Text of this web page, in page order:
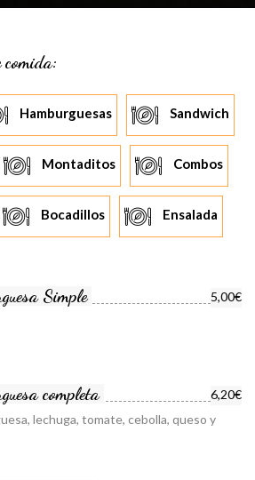
comida:
Hamburguesas Sandwich
Montaditos Combos
Bocadillos Ensalada
Simple 5,00€
completa
6,20€
lechuga, tomate, cebolla, queso y